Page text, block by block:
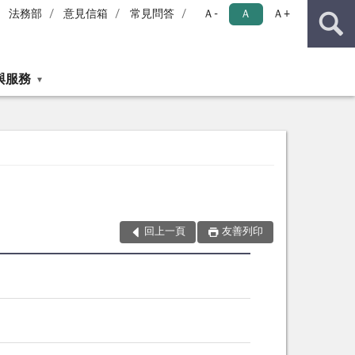
法務部 意見信箱 常見問答 Ａ- Ａ Ａ+
服務
回上一頁 友善列印